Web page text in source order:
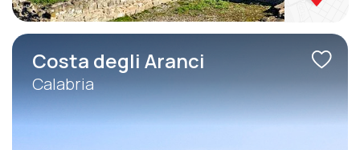
Costa degli Aranci
Calabria